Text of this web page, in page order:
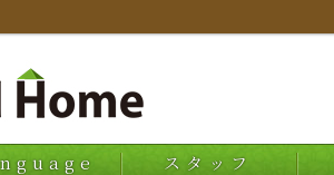
スタッフ